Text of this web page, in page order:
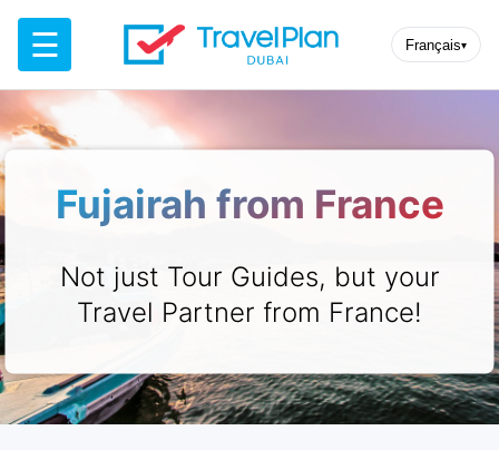
☰ Français▾
Fujairah from France
Not just Tour Guides, but your
Travel Partner from France!